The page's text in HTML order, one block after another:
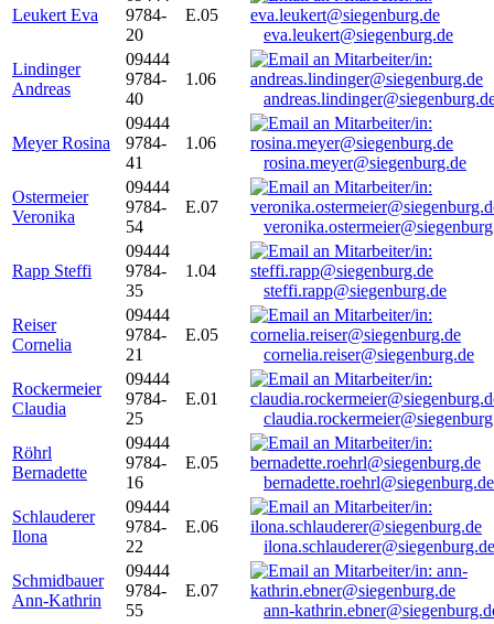
Leukert Eva
9784-
20
E.05
eva.leukert@siegenburg.de
Lindinger
Andreas
09444
9784-
40
1.06
Meyer Rosina
09444
9784-
41
1.06
rosina.meyer@siegenburg.de
Ostermeier
Veronika
09444
9784-
54
E.07
Rapp Steffi
09444
9784-
35
1.04
steffi.rapp@siegenburg.de
Reiser
Cornelia
09444
9784-
21
E.05
cornelia.reiser@siegenburg.de
Rockermeier
Claudia
09444
9784-
25
E.01
Röhrl
Bernadette
09444
9784-
16
E.05
bernadette.roehrl@siegenburg.de
Schlauderer
Ilona
09444
9784-
22
E.06
ilona.schlauderer@siegenburg.de
Schmidbauer
Ann-Kathrin
09444
9784-
55
E.07
ann-